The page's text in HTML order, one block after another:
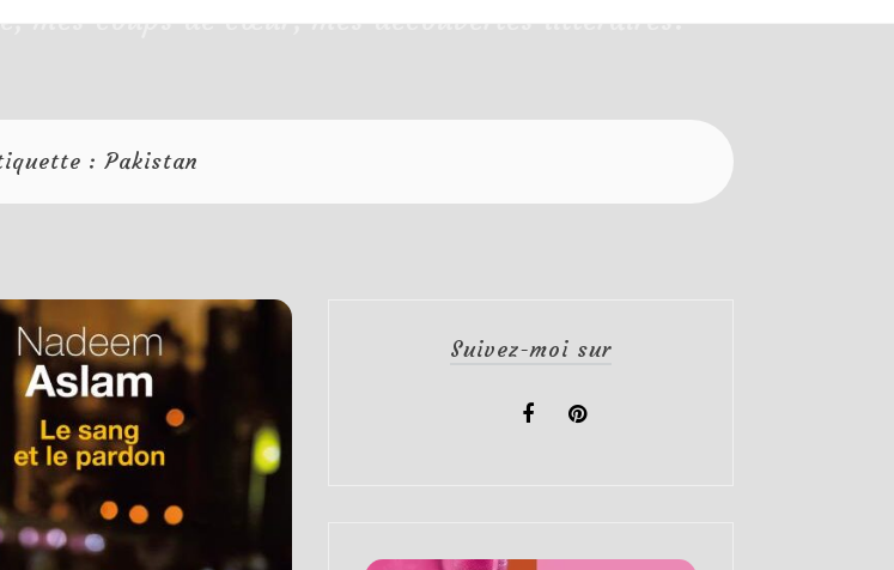
mes coups de cœur, mes découvertes littéraires.
:Pakistan
Suivez-moi sur